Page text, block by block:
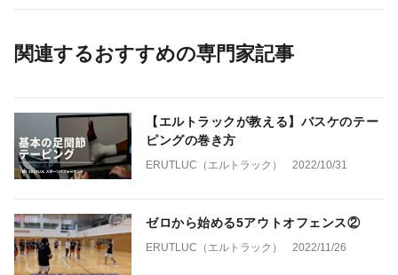
関連するおすすめの専門家記事
【エルトラックが教える】バスケのテー
ピングの巻き方
ERUTLUC（エルトラック） 2022/10/31
ゼロから始める5アウトオフェンス②
ERUTLUC（エルトラック） 2022/11/26